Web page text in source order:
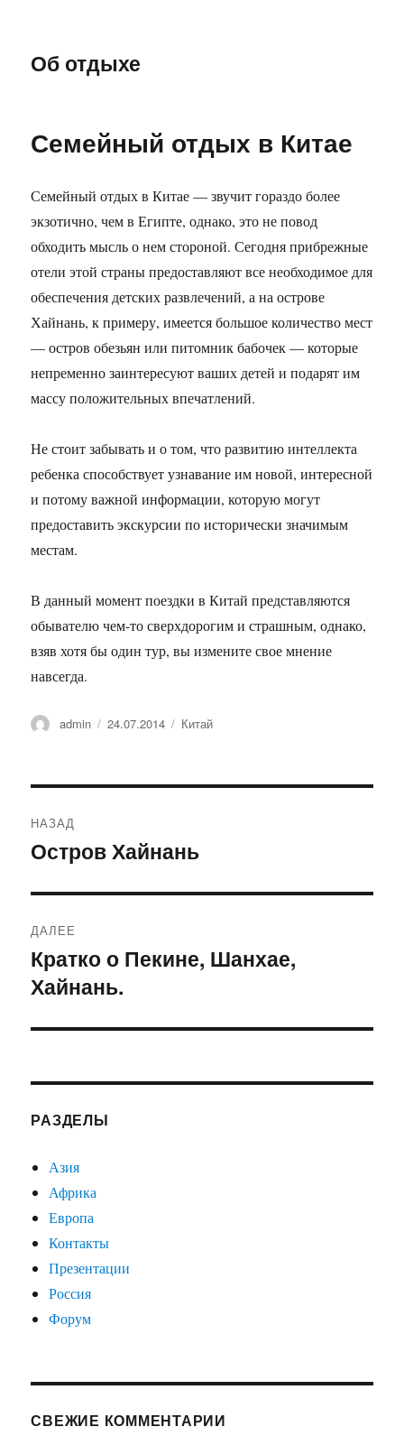
Об отдыхе
Семейный отдых в Китае
Семейный отдых в Китае — звучит гораздо более
экзотично, чем в Египте, однако, это не повод
обходить мысль о нем стороной. Сегодня прибрежные
отели этой страны предоставляют все необходимое для
обеспечения детских развлечений, а на острове
Хайнань, к примеру, имеется большое количество мест
— остров обезьян или питомник бабочек — которые
непременно заинтересуют ваших детей и подарят им
массу положительных впечатлений.
Не стоит забывать и о том, что развитию интеллекта
ребенка способствует узнавание им новой, интересной
и потому важной информации, которую могут
предоставить экскурсии по исторически значимым
местам.
В данный момент поездки в Китай представляются
обывателю чем-то сверхдорогим и страшным, однако,
взяв хотя бы один тур, вы измените свое мнение
навсегда.
Автор
admin Опубликовано
24.07.2014 Рубрики
Китай
по
НАЗАД
Предыдущая
Остров Хайнань
ДАЛЕЕ
Следующая
запись:
Кратко о Пекине, Шанхае,
Хайнань.
РАЗДЕЛЫ
Азия
Африка
Европа
Контакты
Презентации
Россия
Форум
СВЕЖИЕ КОММЕНТАРИИ